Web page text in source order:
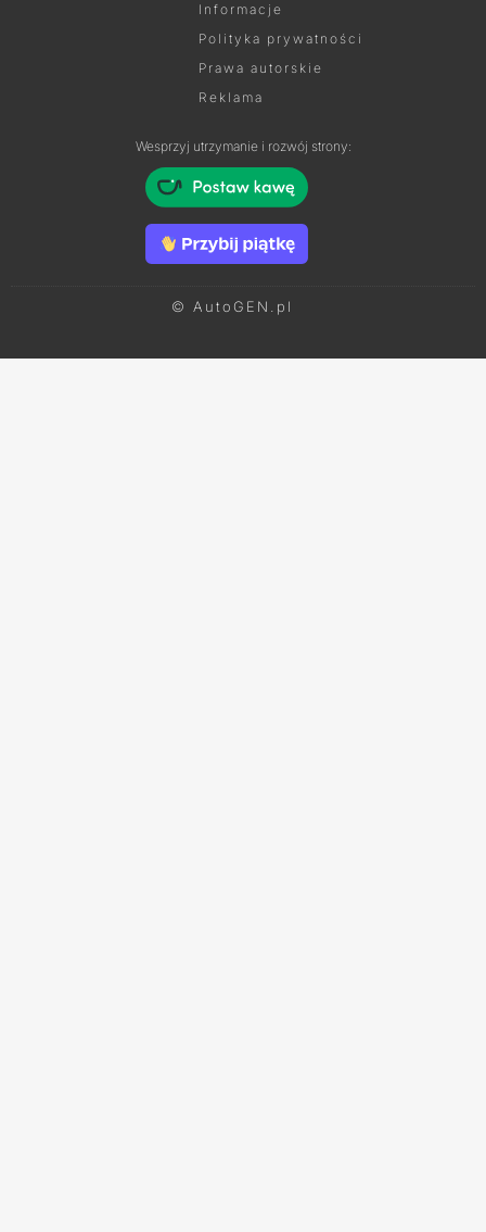
Informacje
Polityka prywatności
Prawa autorskie
Reklama
Wesprzyj utrzymanie i rozwój strony:
© AutoGEN.pl